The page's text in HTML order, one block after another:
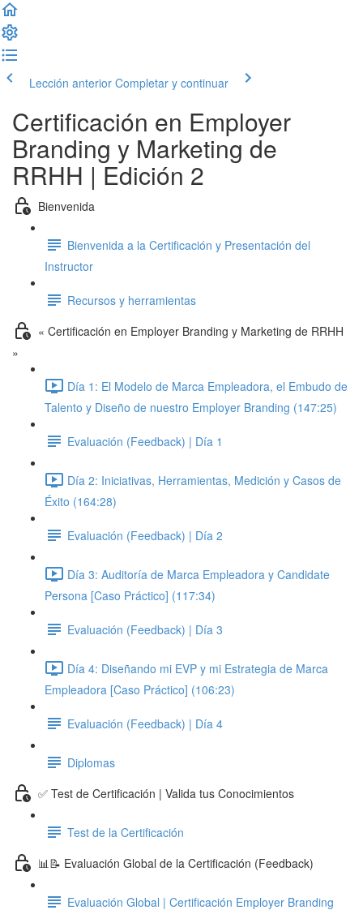
Lección anterior Completar y continuar
Certificación en Employer
Branding y Marketing de
RRHH | Edición 2
Bienvenida
Bienvenida a la Certificación y Presentación del
Instructor
Recursos y herramientas
« Certificación en Employer Branding y Marketing de RRHH
»
Día 1: El Modelo de Marca Empleadora, el Embudo de
Talento y Diseño de nuestro Employer Branding (147:25)
Evaluación (Feedback) | Día 1
Día 2: Iniciativas, Herramientas, Medición y Casos de
Éxito (164:28)
Evaluación (Feedback) | Día 2
Día 3: Auditoría de Marca Empleadora y Candidate
Persona [Caso Práctico] (117:34)
Evaluación (Feedback) | Día 3
Día 4: Diseñando mi EVP y mi Estrategia de Marca
Empleadora [Caso Práctico] (106:23)
Evaluación (Feedback) | Día 4
Diplomas
✅ Test de Certificación | Valida tus Conocimientos
Test de la Certificación
📊📝 Evaluación Global de la Certificación (Feedback)
Evaluación Global | Certificación Employer Branding